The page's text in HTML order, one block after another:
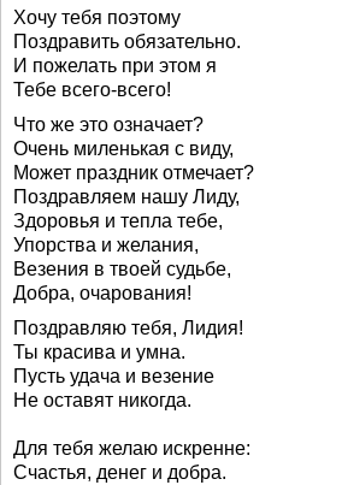
Хочу тебя поэтому
Поздравить обязательно.
И пожелать при этом я
Тебе всего-всего!
Что же это означает?
Очень миленькая с виду,
Может праздник отмечает?
Поздравляем нашу Лиду,
Здоровья и тепла тебе,
Упорства и желания,
Везения в твоей судьбе,
Добра, очарования!
Поздравляю тебя, Лидия!
Ты красива и умна.
Пусть удача и везение
Не оставят никогда.
Для тебя желаю искренне:
Счастья, денег и добра.